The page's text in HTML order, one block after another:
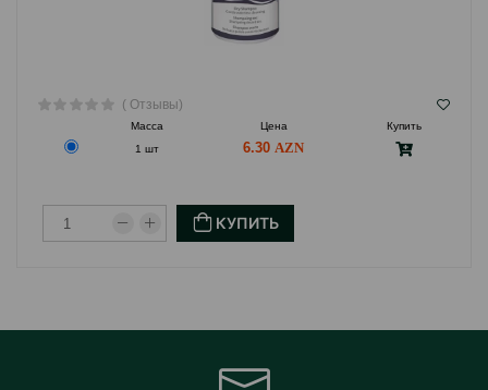
( Отзывы)
Масса Цена
Купить
1 шт
6.30
КУПИТЬ